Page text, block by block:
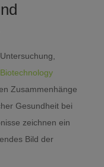
Zusammenhänge
Gesundheit bei
zeichnen ein
Bild der